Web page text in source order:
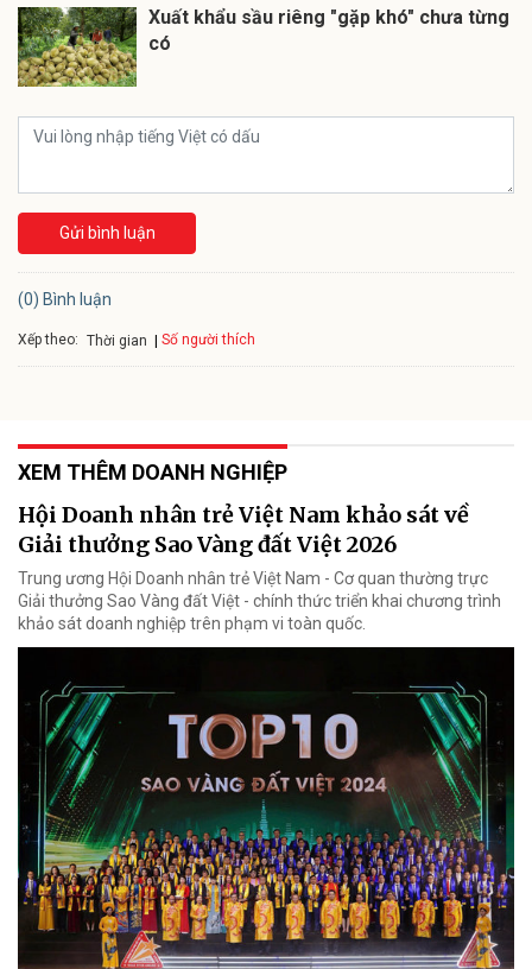
Xuất khẩu sầu riêng "gặp khó" chưa từng
có
Gửi bình luận
(0) Bình luận
Xếp theo: Thời gian Số người thích
XEM THÊM DOANH NGHIỆP
Hội Doanh nhân trẻ Việt Nam khảo sát về
Giải thưởng Sao Vàng đất Việt 2026
Trung ương Hội Doanh nhân trẻ Việt Nam - Cơ quan thường trực
Giải thưởng Sao Vàng đất Việt - chính thức triển khai chương trình
khảo sát doanh nghiệp trên phạm vi toàn quốc.